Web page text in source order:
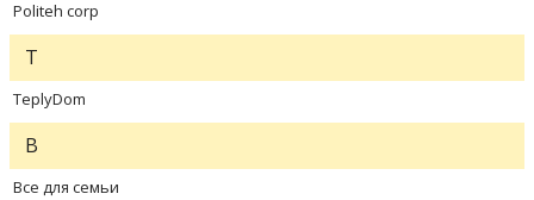
Politeh corp
T
TeplyDom
В
Все для семьи